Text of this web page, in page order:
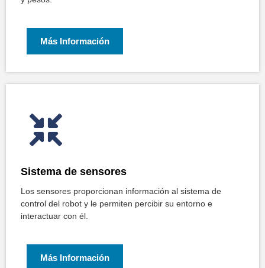
Más Información
Sistema de sensores
Los sensores proporcionan información al sistema de
control del robot y le permiten percibir su entorno e
interactuar con él.
Más Información